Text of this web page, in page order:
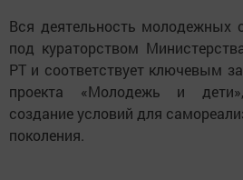
Вся деятельность молодежных
под кураторством
РТ и соответствует ключевым
проекта «Молодежь и
создание условий для
поколения.